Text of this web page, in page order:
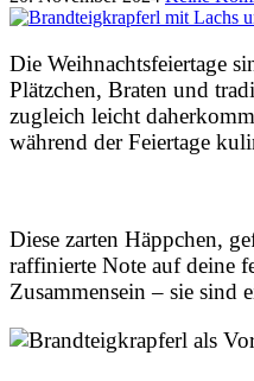
Die Weihnachtsfeiertage
Plätzchen, Braten und
zugleich leicht
während der Feiertage
Diese zarten Häppchen,
raffinierte Note auf deine
Zusammensein – sie sind